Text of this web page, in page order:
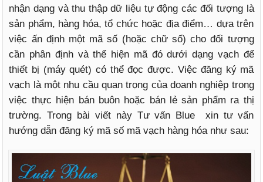
nhận dạng và thu thập dữ liệu tự động các đối tượng là
sản phẩm, hàng hóa, tổ chức hoặc địa điểm… dựa trên
việc ấn định một mã số (hoặc chữ số) cho đối tượng
cần phân định và thể hiện mã đó dưới dạng vạch để
thiết bị (máy quét) có thể đọc được. Việc đăng ký mã
vạch là một nhu cầu quan trọng của doanh nghiệp trong
việc thực hiện bán buôn hoặc bán lẻ sản phẩm ra thị
trường. Trong bài viết này Tư vấn Blue xin tư vấn
hướng dẫn đăng ký mã số mã vạch hàng hóa như sau: